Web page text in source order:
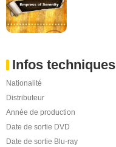
Infos techniques
Nationalité
Distributeur
Année de production
Date de sortie DVD
Date de sortie Blu-ray